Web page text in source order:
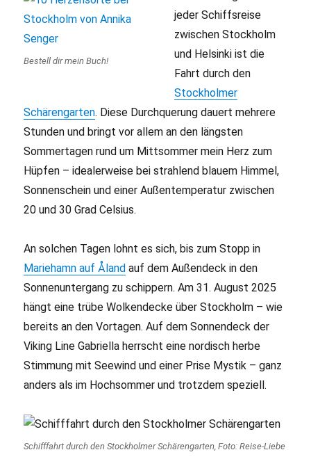
Bestell dir mein Buch!
jeder Schiffsreise
zwischen Stockholm
und Helsinki ist die
Fahrt durch den
Stockholmer
Schärengarten. Diese Durchquerung dauert mehrere
Stunden und bringt vor allem an den längsten
Sommertagen rund um Mittsommer mein Herz zum
Hüpfen – idealerweise bei strahlend blauem Himmel,
Sonnenschein und einer Außentemperatur zwischen
20 und 30 Grad Celsius.
An solchen Tagen lohnt es sich, bis zum Stopp in
Mariehamn auf Åland auf dem Außendeck in den
Sonnenuntergang zu schippern. Am 31. August 2025
hängt eine trübe Wolkendecke über Stockholm – wie
bereits an den Vortagen. Auf dem Sonnendeck der
Viking Line Gabriella herrscht eine nordisch herbe
Stimmung mit Seewind und einer Prise Mystik – ganz
anders als im Hochsommer und trotzdem speziell.
Schifffahrt durch den Stockholmer Schärengarten, Foto: Reise-Liebe